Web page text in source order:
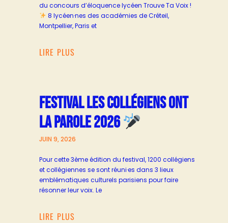
du concours d’éloquence lycéen Trouve Ta Voix !
8 lycéen·nes des académies de Créteil,
Montpellier, Paris et
LIRE PLUS
FESTIVAL LES COLLÉGIENS ONT
LA PAROLE 2026
JUIN 9, 2026
Pour cette 3ème édition du festival, 1200 collégiens
et collégiennes se sont réuni·es dans 3 lieux
emblématiques culturels parisiens pour faire
résonner leur voix. Le
LIRE PLUS